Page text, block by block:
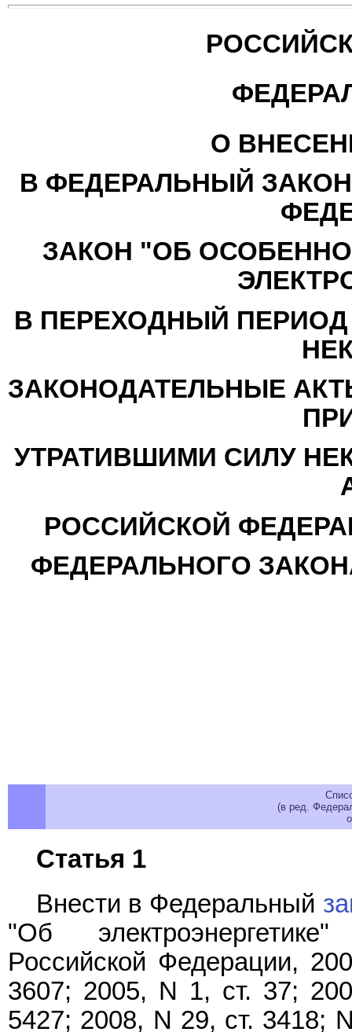
О
В ФЕДЕРАЛЬНЫЙ
ЗАКОН "ОБ
В ПЕРЕХОДНЫЙ
ЗАКОНОДАТЕЛЬНЫЕ
УТРАТИВШИМИ СИЛУ
РОССИЙСКОЙ
ФЕДЕРАЛЬНОГО
(в ред.
Статья 1
Внести в Федеральный
"Об
Российской Федерации,
3607; 2005, N 1, ст. 37;
5427; 2008, N 29, ст. 3418;